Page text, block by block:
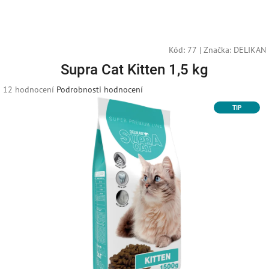
košík
Kód: 77 | Značka: DELIKAN
Supra Cat Kitten 1,5 kg
Průměrné
12 hodnocení Podrobnosti hodnocení
TIP